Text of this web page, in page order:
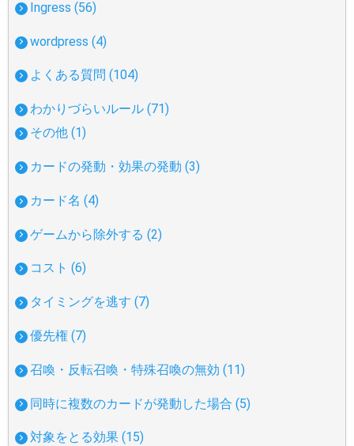
Ingress (56)
wordpress (4)
よくある質問 (104)
わかりづらいルール (71)
その他 (1)
カードの発動・効果の発動 (3)
カード名 (4)
ゲームから除外する (2)
コスト (6)
タイミングを逃す (7)
優先権 (7)
召喚・反転召喚・特殊召喚の無効 (11)
同時に複数のカードが発動した場合 (5)
対象をとる効果 (15)